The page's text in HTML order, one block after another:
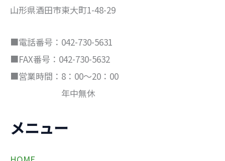
山形県酒田市東大町1-48-29
■電話番号：042-730-5631
■FAX番号：042-730-5632
■営業時間：8：00～20：00
年中無休
メニュー